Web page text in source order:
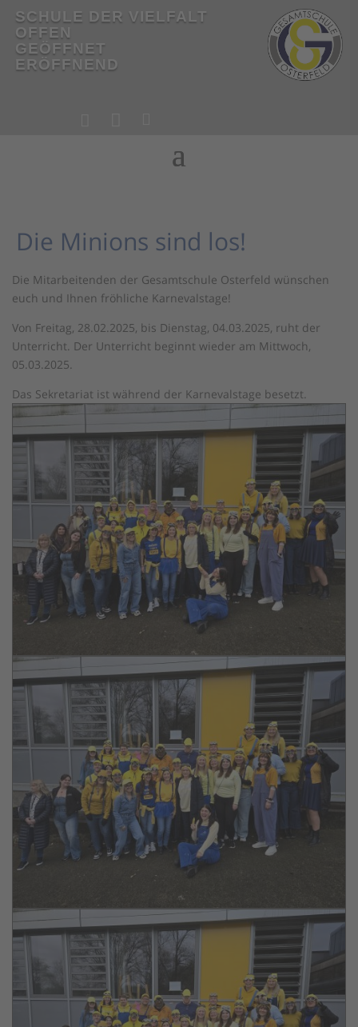
SCHULE DER VIELFALT
OFFEN
GEÖFFNET
ERÖFFNEND
Die Minions sind los!
Die Mitarbeitenden der Gesamtschule Osterfeld wünschen
euch und Ihnen fröhliche Karnevalstage!
Von Freitag, 28.02.2025, bis Dienstag, 04.03.2025, ruht der
Unterricht. Der Unterricht beginnt wieder am Mittwoch,
05.03.2025.
Das Sekretariat ist während der Karnevalstage besetzt.